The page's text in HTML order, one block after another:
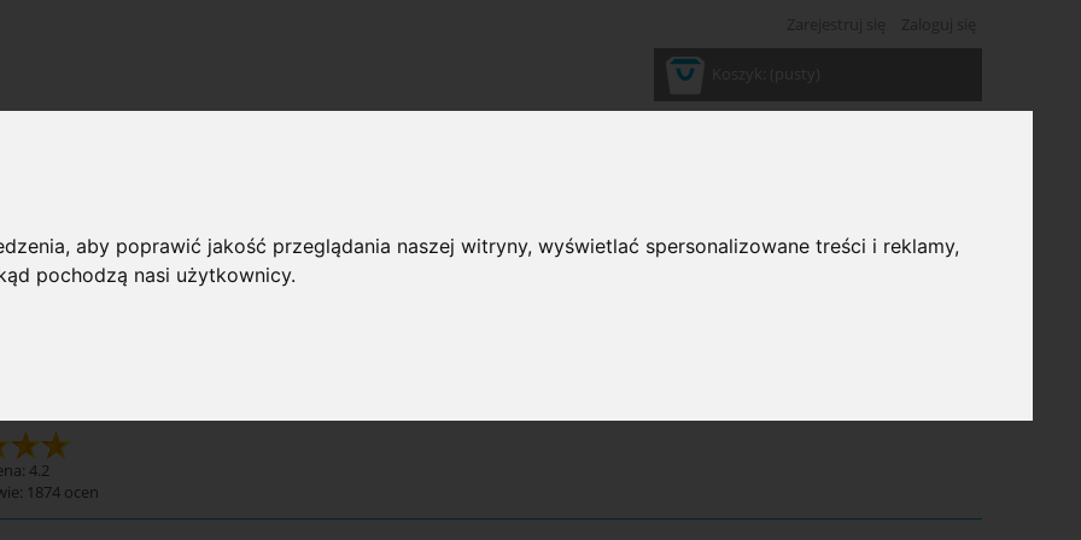
aby poprawić jakość przeglądania naszej witryny, wyświetlać spersonalizowane treści i reklamy,
pochodzą nasi użytkownicy.
4.2
1874 ocen